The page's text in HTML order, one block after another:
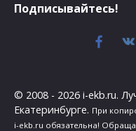
Подписывайтесь!
© 2008 - 2026 i-ekb.ru.
Екатеринбурге. При
i-ekb.ru обязательна!